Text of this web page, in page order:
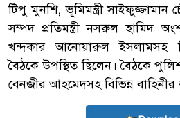
টিপু মুনশি, ভূমিমন্ত্রী
সম্পদ প্রতিমন্ত্রী নসরুল হামিদ
খন্দকার আনোয়ারুল ইসলামসহ
বৈঠকে উপস্থিত ছিলেন। বৈঠকে
বেনজীর আহমেদসহ বিভিন্ন বাহিনীর